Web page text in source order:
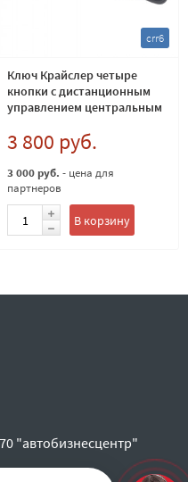
crr6
Ключ Крайслер четыре
кнопки с дистанционным
управлением центральным
Европейский 433Мгц M3N
3 800 руб.
3 000 руб. - цена для
партнеров
В корзину
"автобизнесцентр"